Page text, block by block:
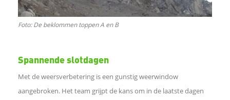
n
Foto: De beklommen toppen A en B
Spannende slotdagen
Met de weersverbetering is een gunstig weerwindow
aangebroken. Het team grijpt de kans om in de laatste dagen